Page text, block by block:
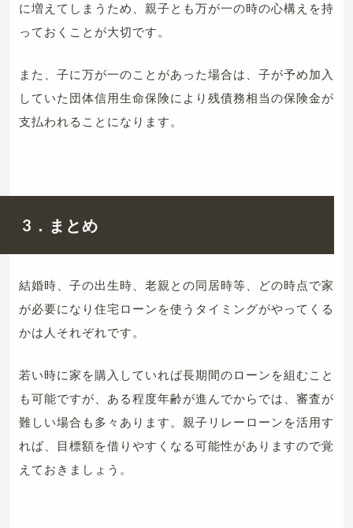
に増えてしまうため、親子とも万が一の時の心構えを持
っておくことが大切です。
また、子に万が一のことがあった場合は、子が予め加入
していた団体信用生命保険により残債務相当の保険金が
支払われることになります。
3．まとめ
結婚時、子の出生時、老親との同居時等、どの時点で家
が必要になり住宅ローンを使うタイミングがやってくる
かは人それぞれです。
若い時に家を購入していれば長期間のローンを組むこと
も可能ですが、ある程度年齢が進んでからでは、審査が
難しい場合も多々あります。親子リレーローンを活用す
れば、目標額を借りやすくなる可能性がありますので覚
えておきましょう。